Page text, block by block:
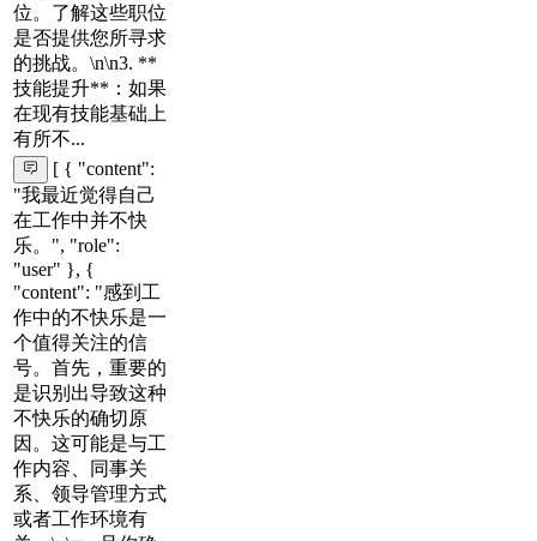
位。了解这些职位
是否提供您所寻求
的挑战。\n\n3. **
技能提升**：如果
在现有技能基础上
有所不...
[ { "content":
"我最近觉得自己
在工作中并不快
乐。", "role":
"user" }, {
"content": "感到工
作中的不快乐是一
个值得关注的信
号。首先，重要的
是识别出导致这种
不快乐的确切原
因。这可能是与工
作内容、同事关
系、领导管理方式
或者工作环境有